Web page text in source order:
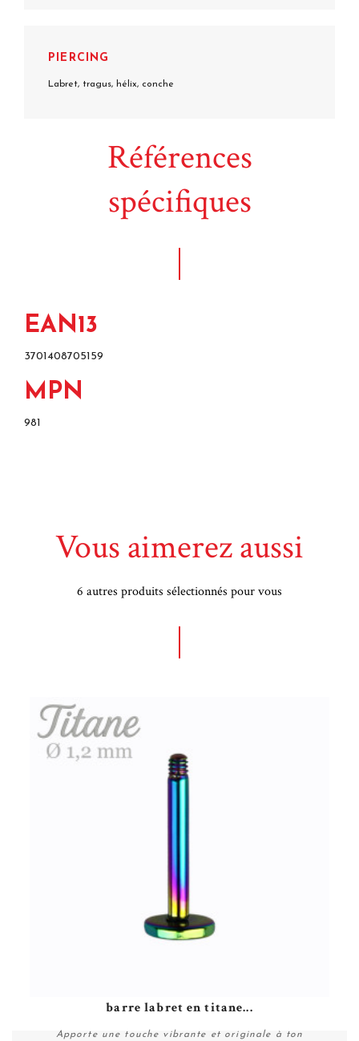
PIERCING
Labret, tragus, hélix, conche
Références
spécifiques
EAN13
3701408705159
MPN
981
Vous aimerez aussi
6 autres produits sélectionnés pour vous
barre labret en titane...
Apporte une touche vibrante et originale à ton